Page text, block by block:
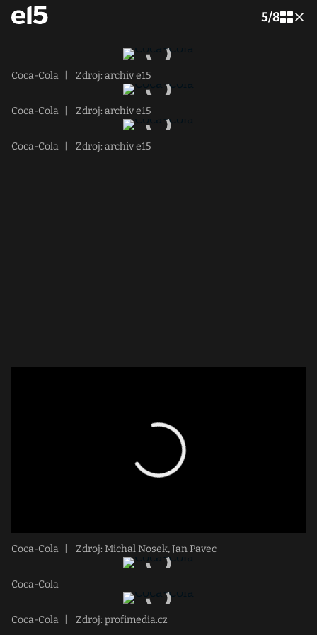
5/8
Coca-Cola Zdroj: archiv e15
Coca-Cola Zdroj: archiv e15
Coca-Cola Zdroj: archiv e15
Coca-Cola Zdroj: Michal Nosek, Jan Pavec
Coca-Cola
Coca-Cola Zdroj: profimedia.cz